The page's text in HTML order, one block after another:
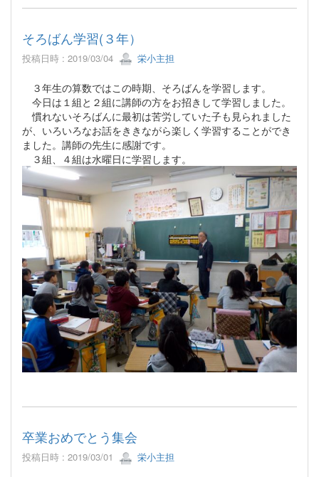
そろばん学習(３年）
投稿日時 : 2019/03/04 栄小主担
３年生の算数ではこの時期、そろばんを学習します。
今日は１組と２組に講師の方をお招きして学習しました。
慣れないそろばんに最初は苦労していた子も見られました
が、いろいろなお話をききながら楽しく学習することができ
ました。講師の先生に感謝です。
３組、４組は水曜日に学習します。
卒業おめでとう集会
投稿日時 : 2019/03/01 栄小主担